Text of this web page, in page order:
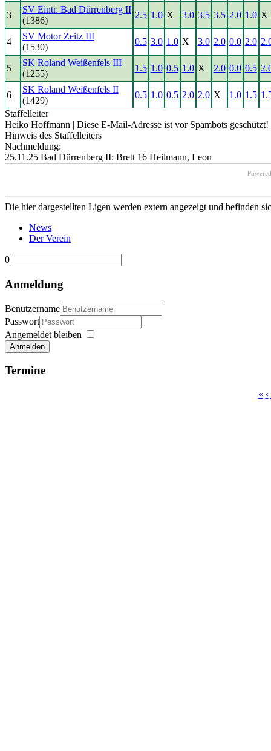
3
SV Eintr. Bad Dürrenberg II
(1386)
2.5 1.0 X 3.0 3.5 3.5 2.0 1.0 X
4
SV Motor Zeitz III
(1530)
0.5 3.0 1.0 X 3.0 2.0 0.0 2.0
5
SK Roland Weißenfels III
(1255)
1.5 1.0 0.5 1.0 X 2.0 0.0 0.5
6
SK Roland Weißenfels II
(1429)
0.5 1.0 0.5 2.0 2.0 X 1.0 1.5
Staffelleiter
Heiko Hoffmann | Diese E-Mail-Adresse ist vor Spambots
Hinweis des Staffelleiters
Nachmeldung:
25.11.25 Bad Dürrenberg II: Brett 16 Heilmann, Leon
Die hier dargestellten Ligen werden extern angezeigt und befinden
News
Der Verein
0
Anmeldung
Benutzername
Passwort
Angemeldet bleiben
Anmelden
Termine
« ‹